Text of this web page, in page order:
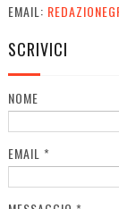
EMAIL:
SCRIVICI
NOME
EMAIL *